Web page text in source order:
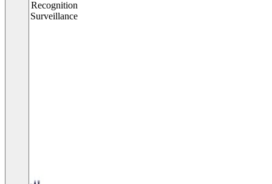
Image Recognition
Video Surveillance